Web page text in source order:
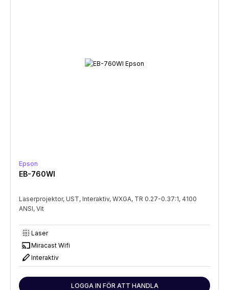
Epson
EB-760WI
Laserprojektor, UST, Interaktiv, WXGA, TR 0.27-0.37:1, 4100
ANSI, Vit
lens_blurLaser
castMiracast Wifi
stylus Interaktiv
LOGGA IN FÖR ATT HANDLA